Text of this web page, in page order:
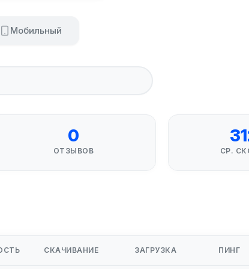
Мобильный
0
ОТЗЫВОВ СР.
СКАЧИВАНИЕ ЗАГРУЗКА ПИНГ